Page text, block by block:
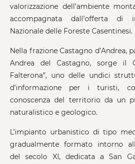
valorizzazione dell’ambiente
accompagnata dall’offerta di
Nazionale delle Foreste Casentinesi.
Nella frazione Castagno d’Andrea,
Andrea del Castagno, sorge il
Falterona”, uno delle undici
d’informazione per i turisti,
conoscenza del territorio da un
naturalistico e geologico.
L’impianto urbanistico di tipo
gradualmente formato intorno
del secolo XI, dedicata a San